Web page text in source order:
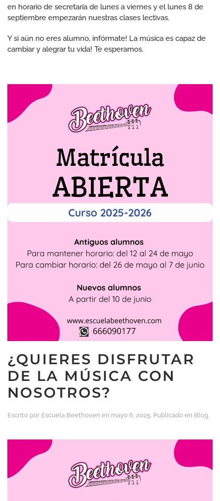
en horario de secretaría de lunes a viernes y el lunes 8 de
septiembre empezarán nuestras clases lectivas.
Y si aún no eres alumno, infórmate! La música es capaz de
cambiar y alegrar tu vida! Te esperamos.
¿QUIERES DISFRUTAR
DE LA MÚSICA CON
NOSOTROS?
Escrito por Escuela Beethoven en mayo 6, 2025. Publicado en Blog.